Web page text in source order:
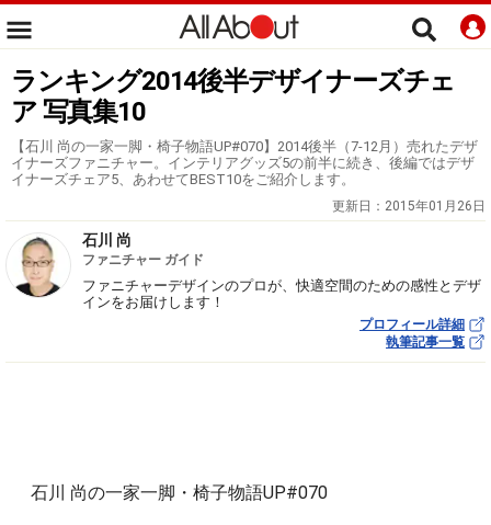
ランキング2014後半デザイナーズチェ
ア 写真集10
【石川 尚の一家一脚・椅子物語UP#070】2014後半（7-12月）売れたデザ
イナーズファニチャー。インテリアグッズ5の前半に続き、後編ではデザ
イナーズチェア5、あわせてBEST10をご紹介します。
更新日： 2015年01月26日
石川 尚
ファニチャー ガイド
ファニチャーデザインのプロが、快適空間のための感性とデザ
インをお届けします！
プロフィール詳細
執筆記事一覧
石川 尚の一家一脚・椅子物語UP#070